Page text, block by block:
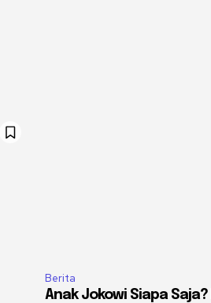
Berita
Anak Jokowi Siapa Saja?